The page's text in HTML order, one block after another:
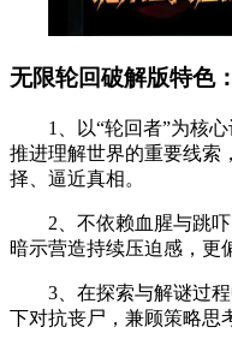
无限轮回破解版特色：
1、以“轮回者”为核心
推进理解世界的重要线索
择、逼近真相。
2、不依赖血腥与跳吓
暗示营造持续压迫感，更
3、在探索与解谜过程
下对抗丧尸，兼顾策略思